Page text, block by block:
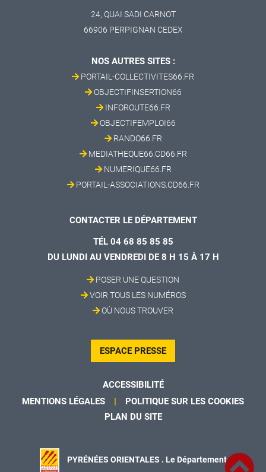
24, QUAI SADI CARNOT
66906 PERPIGNAN CEDEX
NOS AUTRES SITES :
PORTAIL-COLLECTIVITES66.FR
OBJECTIFINSERTION66
INFOROUTE66.FR
OBJECTIFEMPLOI66
RANDO66.FR
MEDIATHEQUE66.CD66.FR
NUMERIQUE66.FR
PORTAIL-ASSOCIATIONS.CD66.FR
CONTACTER LE DÉPARTEMENT
TÉL 04 68 85 85 85
DU LUNDI AU VENDREDI DE 8 H 15 À 17 H
POSER UNE QUESTION
VOIR TOUS LES NUMÉROS
OÙ NOUS TROUVER
ESPACE PRESSE
ACCESSIBILITÉ
MENTIONS LÉGALES
POLITIQUE SUR LES COOKIES
PLAN DU SITE
PYRÉNÉES ORIENTALES . Le Département